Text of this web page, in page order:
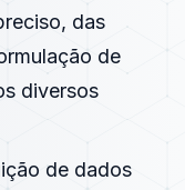
das
de
diversos
de dados